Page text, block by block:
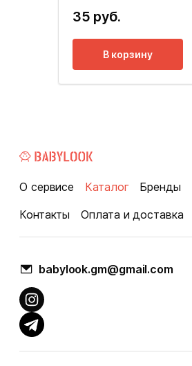
35 руб.
В корзину
О сервисе Каталог Бренды
Контакты
Оплата и доставка
babylook.gm@gmail.com